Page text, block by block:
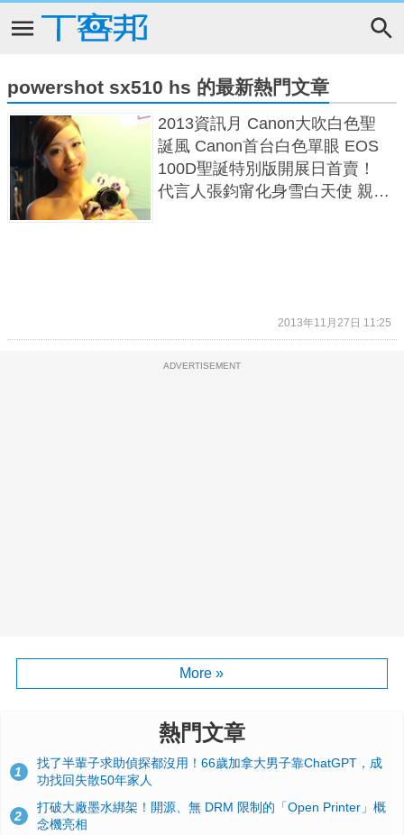
powershot sx510 hs 的最新熱門文章
2013資訊月 Canon大吹白色聖
誕風 Canon首台白色單眼 EOS
100D聖誕特別版開展日首賣！
代言人張鈞甯化身雪白天使 親手
2013年11月27日 11:25
ADVERTISEMENT
More »
熱門文章
1
找了半輩子求助偵探都沒用！66歲加拿大男子靠ChatGPT，成
功找回失散50年家人
2
打破大廠墨水綁架！開源、無 DRM 限制的「Open Printer」概
念機亮相